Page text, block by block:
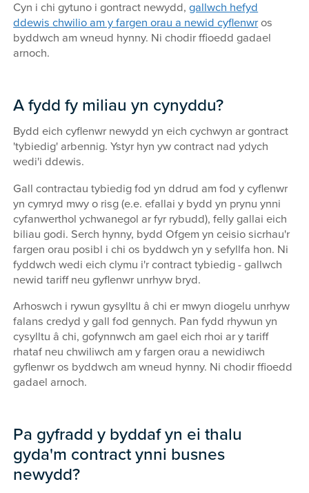
Cyn i chi gytuno i gontract newydd,gallwch hefyd
ddewis chwilio am y fargen orau a newid cyflenwros
byddwch am wneud hynny. Ni chodir ffioedd gadael
arnoch.
A fydd fy miliau yn cynyddu?
Bydd eich cyflenwr newydd yn eich cychwyn ar gontract
'tybiedig' arbennig. Ystyr hyn yw contract nad ydych
wedi'i ddewis.
Gall contractau tybiedig fod yn ddrud am fod y cyflenwr
yn cymryd mwy o risg (e.e. efallai y bydd yn prynu ynni
cyfanwerthol ychwanegol ar fyr rybudd), felly gallai eich
biliau godi. Serch hynny, bydd Ofgem yn ceisio sicrhau'r
fargen orau posibl i chi os byddwch yn y sefyllfa hon. Ni
fyddwch wedi eich clymu i'r contract tybiedig - gallwch
newid tariff neu gyflenwr unrhyw bryd.
Arhoswch i rywun gysylltu â chi er mwyn diogelu unrhyw
falans credyd y gall fod gennych. Pan fydd rhywun yn
cysylltu â chi, gofynnwch am gael eich rhoi ar y tariff
rhataf neu chwiliwch am y fargen orau a newidiwch
gyflenwr os byddwch am wneud hynny. Ni chodir ffioedd
gadael arnoch.
Pa gyfradd y byddaf yn ei thalu
gyda'm contract ynni busnes
newydd?